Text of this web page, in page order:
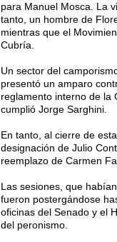
para Manuel Mosca. La
tanto, un hombre de
mientras que el
Cubría.
Un sector del
presentó un amparo
reglamento interno de la
cumplió Jorge Sarghini.
En tanto, al cierre de
designación de Julio
reemplazo de Carmen
Las sesiones, que
fueron postergándose
oficinas del Senado y el
del peronismo.